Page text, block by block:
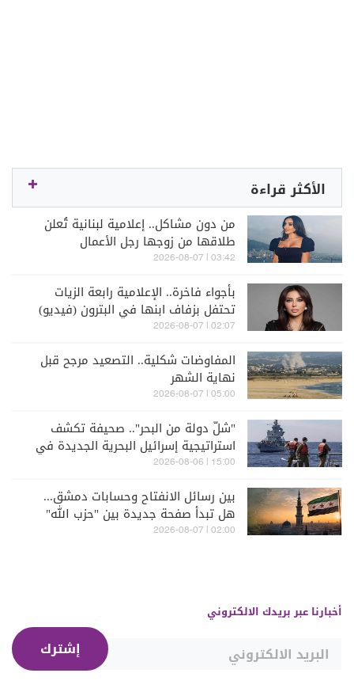
الأكثر قراءة
من دون مشاكل.. إعلامية لبنانية تُعلن
طلاقها من زوجها رجل الأعمال
03:42 | 2026-08-07
بأجواء فاخرة.. الإعلامية رابعة الزيات
تحتفل بزفاف ابنها في البترون (فيديو)
02:07 | 2026-08-07
المفاوضات شكلية.. التصعيد مرجح قبل
نهاية الشهر
05:00 | 2026-08-07
"شلّ دولة من البحر".. صحيفة تكشف
استراتيجية إسرائيل البحرية الجديدة في
مواجهة "حزب الله"
15:00 | 2026-08-06
بين رسائل الانفتاح وحسابات دمشق...
هل تبدأ صفحة جديدة بين "حزب الله"
وسوريا - الشرع؟
02:00 | 2026-08-07
أخبارنا عبر بريدك الالكتروني
إشترك